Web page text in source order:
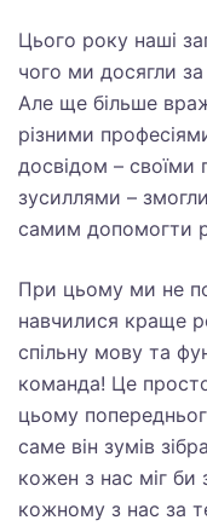
Цього року наші
чого ми досягли
Але ще більше
різними
досвідом – своїми
зусиллями –
самим допомогти
При цьому ми не
навчилися краще
спільну мову та
команда! Це
цьому
саме він зумів
кожен з нас міг би
кожному з нас за